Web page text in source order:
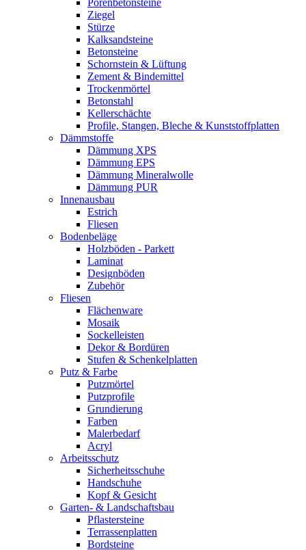
Porenbetonsteine
Ziegel
Stürze
Kalksandsteine
Betonsteine
Schornstein & Lüftung
Zement & Bindemittel
Trockenmörtel
Betonstahl
Kellerschächte
Profile, Stangen, Bleche & Kunststoffplatten
Dämmstoffe
Dämmung XPS
Dämmung EPS
Dämmung Mineralwolle
Dämmung PUR
Innenausbau
Estrich
Fliesen
Bodenbeläge
Holzböden - Parkett
Laminat
Designböden
Zubehör
Fliesen
Flächenware
Mosaik
Sockelleisten
Dekor & Bordüren
Stufen & Schenkelplatten
Putz & Farbe
Putzmörtel
Putzprofile
Grundierung
Farben
Malerbedarf
Acryl
Arbeitsschutz
Sicherheitsschuhe
Handschuhe
Kopf & Gesicht
Garten- & Landschaftsbau
Pflastersteine
Terrassenplatten
Bordsteine